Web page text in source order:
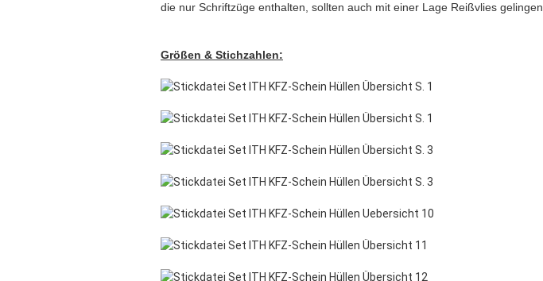
die nur Schriftzüge enthalten, sollten auch mit einer Lage Reißvlies gelingen.
Größen & Stichzahlen: